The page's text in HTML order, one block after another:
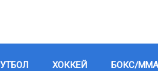
ХОККЕЙ БОКС/ММА